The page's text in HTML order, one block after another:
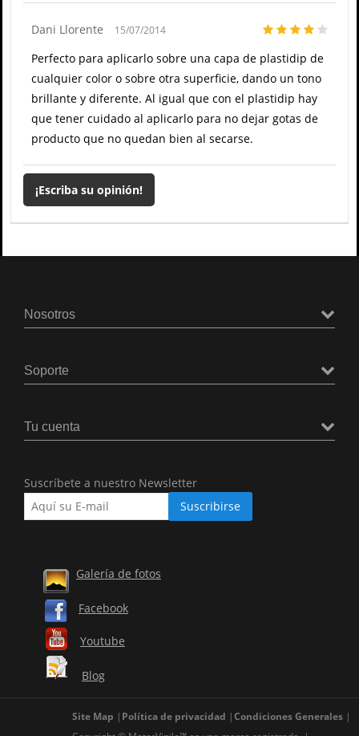
Dani Llorente 15/07/2014
Perfecto para aplicarlo sobre una capa de plastidip de
cualquier color o sobre otra superficie, dando un tono
brillante y diferente. Al igual que con el plastidip hay
que tener cuidado al aplicarlo para no dejar gotas de
producto que no quedan bien al secarse.
¡Escriba su opinión!
Nosotros
Soporte
Tu cuenta
Suscríbete a nuestro Newsletter
Galería de fotos
Facebook
Youtube
Blog
Site Map Política de privacidad
Condiciones Generales